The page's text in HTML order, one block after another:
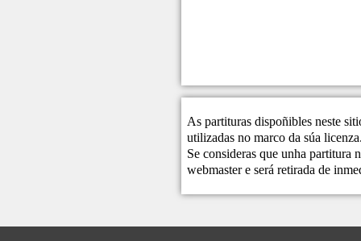
As partituras dispoñibles neste
utilizadas no marco da súa
Se consideras que unha partitura
webmastere será retirada de